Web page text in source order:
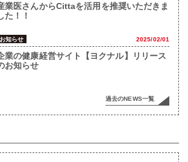
業医さんからCittaを活用を推奨いただきま
た！！
お知らせ 2025/02/01
業の健康経営サイト【ヨクナル】リリース
お知らせ
過去のNEWS一覧